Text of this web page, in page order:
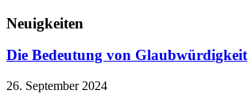
Neuigkeiten
Die Bedeutung von Glaubwürdigkeit
26. September 2024